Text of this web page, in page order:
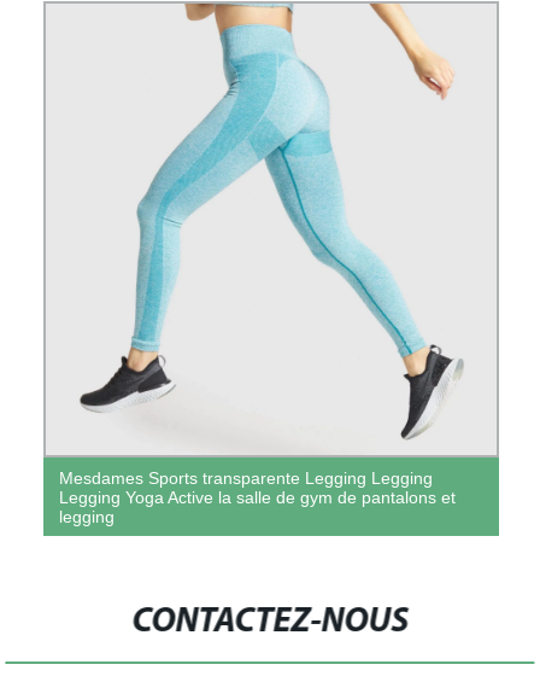
Mesdames Sports transparente Legging Legging
Legging Yoga Active la salle de gym de pantalons et
legging
CONTACTEZ-NOUS